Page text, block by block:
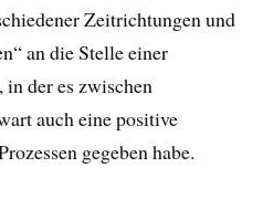
Zeitrichtungen und
an die Stelle einer
der es zwischen
auch eine positive
gegeben habe.